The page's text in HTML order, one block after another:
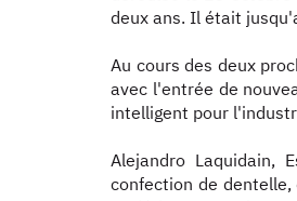
deux ans. Il était
Au cours des deux
avec l'entrée de
intelligent pour
Alejandro Laquidain,
confection de